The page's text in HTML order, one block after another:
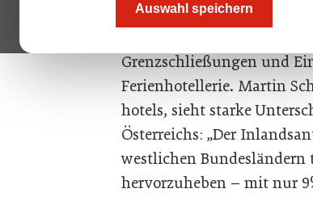
Auswahl speichern
In einem neuen Resort-
Auswirkungen der
Grenzschließungen und
Ferienhotellerie. Martin
hotels, sieht starke
Österreichs: „Der
westlichen
hervorzuheben – mit nur